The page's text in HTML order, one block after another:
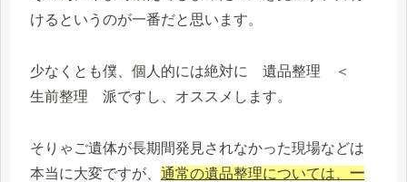
けるというのが一番だと思います。
少なくとも僕、個人的には絶対に 遺品整理 ＜
生前整理 派ですし、オススメします。
そりゃご遺体が長期間発見されなかった現場などは
本当に大変ですが、 通常の遺品整理については、 一